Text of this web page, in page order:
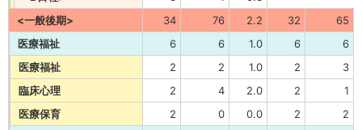
<一般後期>
34 76 2.2 32
65
医療福祉
6 6 1.0 6
6
医療福祉
2 2 1.0 2
3
臨床心理
2 4 2.0 2
1
医療保育
2 0 0.0 2
2